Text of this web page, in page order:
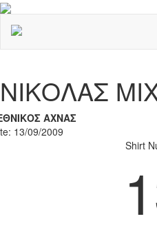
ΝΙΚΟΛΑΣ
ΑΧΝΑΣ
13/09/2009
Shirt